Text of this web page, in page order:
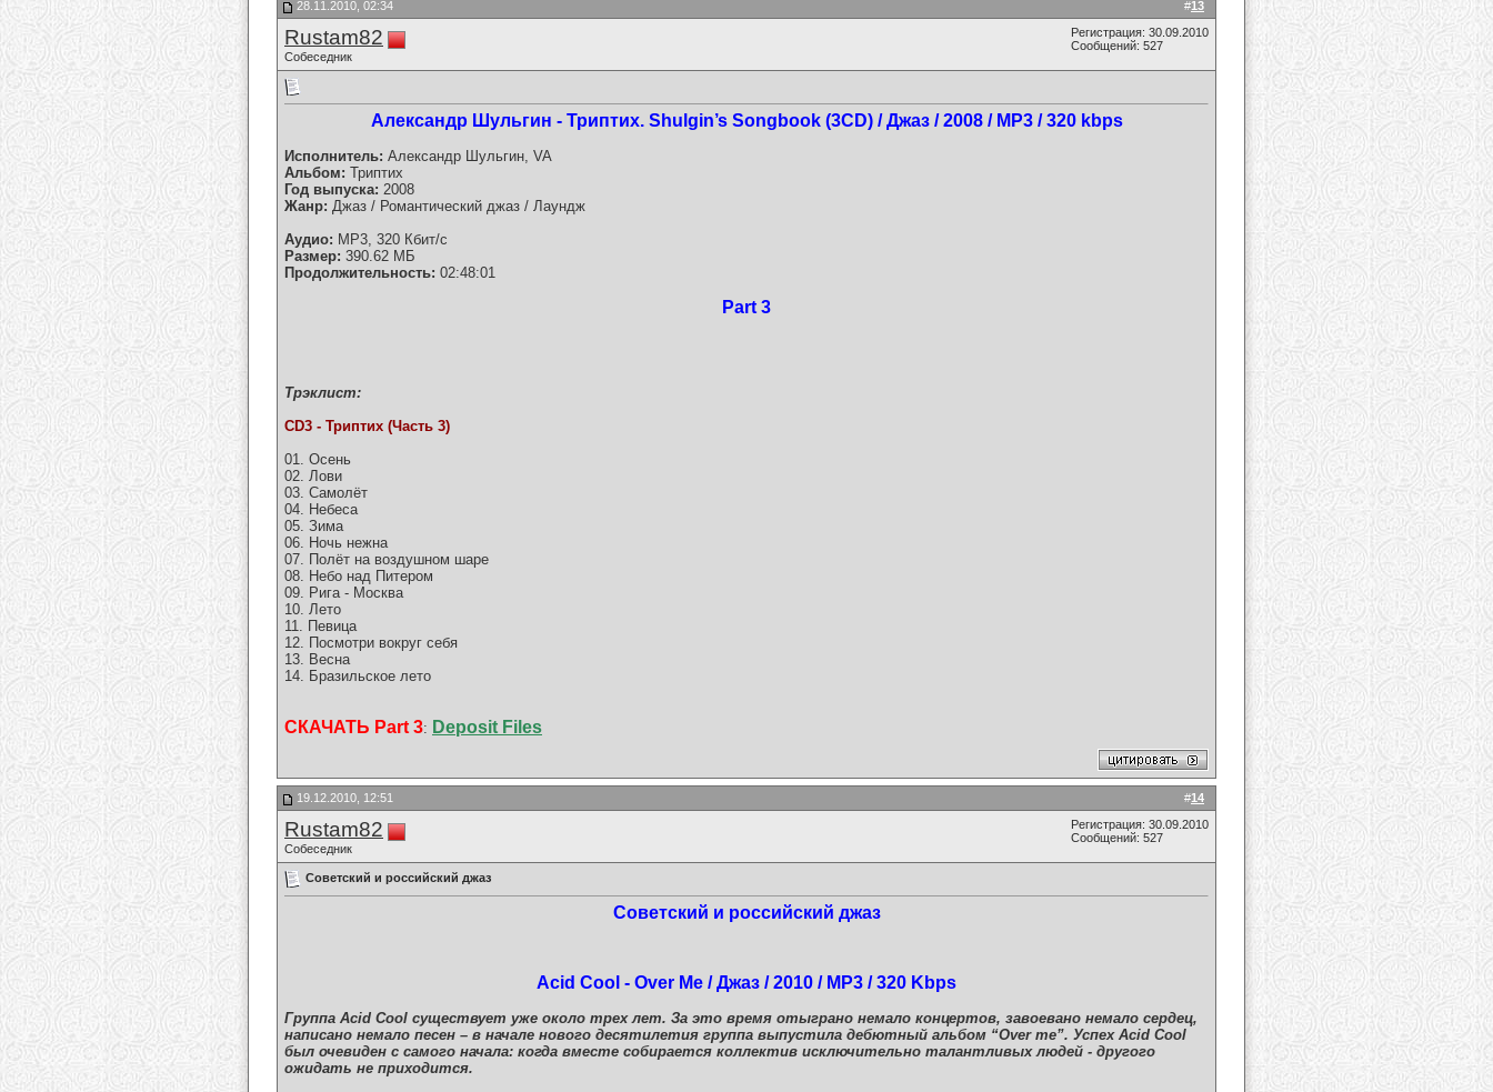
#13
28.11.2010, 02:34
Rustam82
Собеседник
Регистрация: 30.09.2010
Сообщений: 527
Александр Шульгин - Триптих. Shulgin’s Songbook (3CD) / Джаз / 2008 / MP3 / 320 kbps
Исполнитель: Александр Шульгин, VA
Альбом: Триптих
Год выпуска: 2008
Жанр: Джаз / Романтический джаз / Лаундж
Аудио: MP3, 320 Кбит/с
Размер: 390.62 МБ
Продолжительность: 02:48:01
Part 3
Трэклист:
CD3 - Триптих (Часть 3)
01. Осень
02. Лови
03. Самолёт
04. Небеса
05. Зима
06. Ночь нежна
07. Полёт на воздушном шаре
08. Небо над Питером
09. Рига - Москва
10. Лето
11. Певица
12. Посмотри вокруг себя
13. Весна
14. Бразильское лето
СКАЧАТЬ Part 3: Deposit Files
#14
19.12.2010, 12:51
Rustam82
Собеседник
Регистрация: 30.09.2010
Сообщений: 527
Советский и российский джаз
Советский и российский джаз
Acid Cool - Over Me / Джаз / 2010 / MP3 / 320 Kbps
Группа Acid Cool существует уже около трех лет. За это время отыграно немало концертов, завоевано немало сердец,
написано немало песен – в начале нового десятилетия группа выпустила дебютный альбом “Over me”. Успех Acid Cool
был очевиден с самого начала: когда вместе собирается коллектив исключительно талантливых людей - другого
ожидать не приходится.